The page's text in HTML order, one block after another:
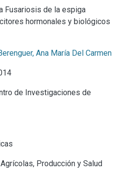
Fusariosis de la espiga
hormonales y biológicos
Ana María Del Carmen
de Investigaciones de
Producción y Salud